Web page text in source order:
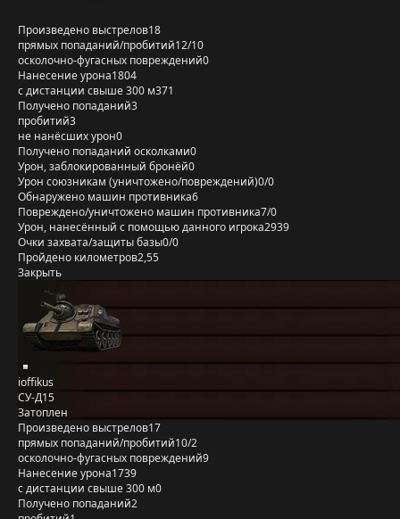
Произведено выстрелов18
прямых попаданий/пробитий12/10
осколочно-фугасных повреждений0
Нанесение урона1804
с дистанции свыше 300 м371
Получено попаданий3
пробитий3
не нанёсших урон0
Получено попаданий осколками0
Урон, заблокированный бронёй0
Урон союзникам (уничтожено/повреждений)0/0
Обнаружено машин противника6
Повреждено/уничтожено машин противника7/0
Урон, нанесённый с помощью данного игрока2939
Очки захвата/защиты базы0/0
Пройдено километров2,55
Закрыть
ioffikus
СУ-Д15
Затоплен
Произведено выстрелов17
прямых попаданий/пробитий10/2
осколочно-фугасных повреждений9
Нанесение урона1739
с дистанции свыше 300 м0
Получено попаданий2